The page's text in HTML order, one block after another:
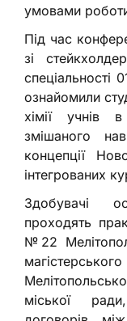
умовами
Під час
зі
спеціальності
ознайомили
хімії учнів
змішаного
концепції
інтегрованих
Здобувачі
проходять
№22
міської